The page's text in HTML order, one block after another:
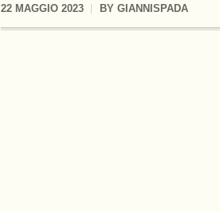
22 MAGGIO 2023 BY GIANNISPADA